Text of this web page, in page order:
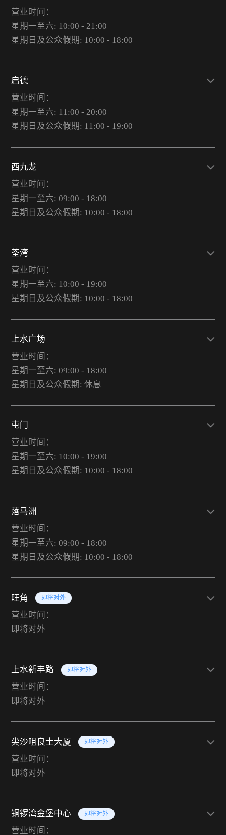
营业时间：
星期一至六: 10:00 - 21:00
星期日及公众假期: 10:00 - 18:00
启德
营业时间：
星期一至六: 11:00 - 20:00
星期日及公众假期: 11:00 - 19:00
西九龙
营业时间：
星期一至六: 09:00 - 18:00
星期日及公众假期: 10:00 - 18:00
荃湾
营业时间：
星期一至六: 10:00 - 19:00
星期日及公众假期: 10:00 - 18:00
上水广场
营业时间：
星期一至六: 09:00 - 18:00
星期日及公众假期: 休息
屯门
营业时间：
星期一至六: 10:00 - 19:00
星期日及公众假期: 10:00 - 18:00
落马洲
营业时间：
星期一至六: 09:00 - 18:00
星期日及公众假期: 10:00 - 18:00
旺角 即将对外
营业时间：
即将对外
上水新丰路 即将对外
营业时间：
即将对外
尖沙咀良士大厦 即将对外
营业时间：
即将对外
铜锣湾金堡中心 即将对外
营业时间：